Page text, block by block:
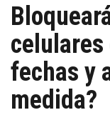
celulares
fechas y
medida?